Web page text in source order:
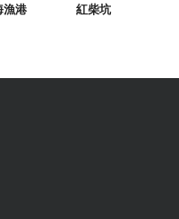
幫忙找司機載我們去吃海產料
漁港 紅柴坑